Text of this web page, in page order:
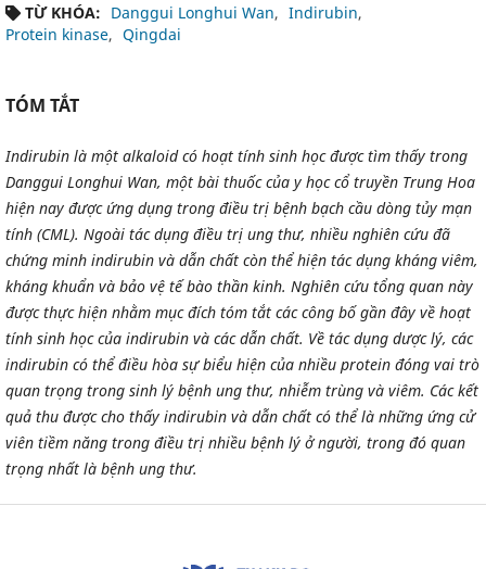
TỪ KHÓA: Danggui Longhui Wan
Indirubin
Protein kinase
Qingdai
TÓM TẮT
Indirubin là một alkaloid có hoạt tính sinh học được tìm thấy trong
Danggui Longhui Wan, một bài thuốc của y học cổ truyền Trung Hoa
hiện nay được ứng dụng trong điều trị bệnh bạch cầu dòng tủy mạn
tính (CML). Ngoài tác dụng điều trị ung thư, nhiều nghiên cứu đã
chứng minh indirubin và dẫn chất còn thể hiện tác dụng kháng viêm,
kháng khuẩn và bảo vệ tế bào thần kinh. Nghiên cứu tổng quan này
được thực hiện nhằm mục đích tóm tắt các công bố gần đây về hoạt
tính sinh học của indirubin và các dẫn chất. Về tác dụng dược lý, các
indirubin có thể điều hòa sự biểu hiện của nhiều protein đóng vai trò
quan trọng trong sinh lý bệnh ung thư, nhiễm trùng và viêm. Các kết
quả thu được cho thấy indirubin và dẫn chất có thể là những ứng cử
viên tiềm năng trong điều trị nhiều bệnh lý ở người, trong đó quan
trọng nhất là bệnh ung thư.